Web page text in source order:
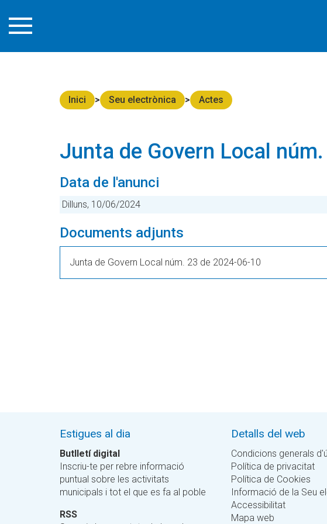
Inici Seu electrònica Actes
Junta de Govern Local
Data de l'anunci
Dilluns, 10/06/2024
Documents adjunts
Junta de Govern Local núm. 23 de 2024-06-10
Estigues al dia
Butlletí digital
Inscriu-te per rebre informació
puntual sobre les activitats
municipals i tot el que es fa al poble
RSS
Detalls del web
Condicions generals
Política de privacitat
Política de Cookies
Informació de la Seu
Accessibilitat
Mapa web